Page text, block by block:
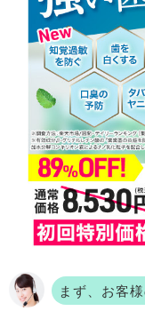
まず、お客